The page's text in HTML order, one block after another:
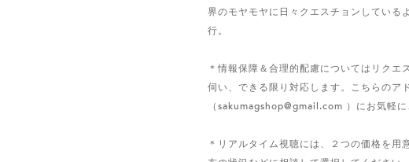
界のモヤモヤに日々クエスチョンしている
行。
＊情報保障＆合理的配慮についてはリクエ
伺い、できる限り対応します。こちらのア
（sakumagshop@gmail.com ）にお気軽に
＊リアルタイム視聴には、２つの価格を用